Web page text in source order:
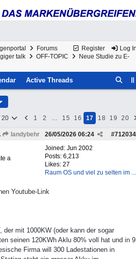
Register Log
Forums
talk
OFF-TOPIC
Neue Studie zu E-
Active Threads
20 1 2 … 15 16 17 18 19 20
landybehr #712034
26/05/2026 06:24
Joined: Jun 2002
Posts: 6,213
Likes: 27
Raum OS und viel zu selten im ...
a
Youtube-Link
der mit 1000KW (oder kann der sogar
seinen 120KWh Aklu 80% voll hat und in 9
Firma will 300 Ladestationen in